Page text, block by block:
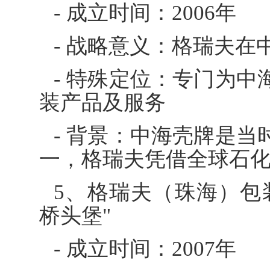
- 成立时间：2006年
- 战略意义：格瑞夫在
- 特殊定位：专门为中
装产品及服务
- 背景：中海壳牌是当
一，格瑞夫凭借全球石
5、格瑞夫（珠海）
桥头堡"
- 成立时间：2007年